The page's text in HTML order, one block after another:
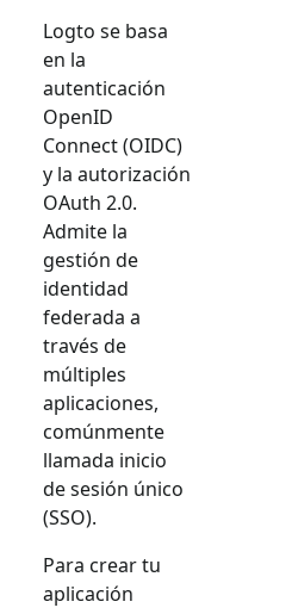
Logto se basa
en la
autenticación
OpenID
Connect (OIDC)
y la autorización
OAuth 2.0.
Admite la
gestión de
identidad
federada a
través de
múltiples
aplicaciones,
comúnmente
llamada inicio
de sesión único
(SSO).
Para crear tu
aplicación